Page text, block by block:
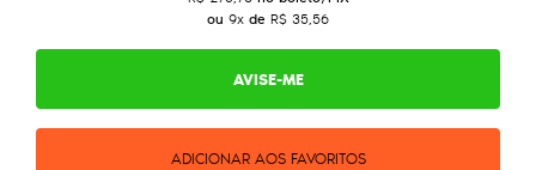
ou 9x de R$ 35,56
AVISE-ME
ADICIONAR AOS FAVORITOS